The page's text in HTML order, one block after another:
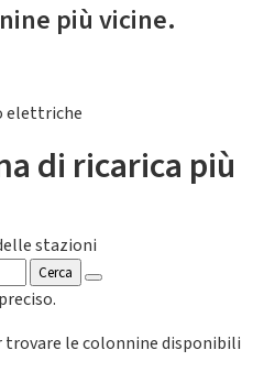
più vicine.
elettriche
di ricarica più
stazioni
Cerca
le colonnine disponibili